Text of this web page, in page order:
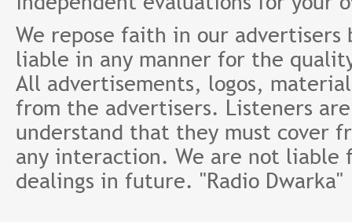
We repose faith in our
liable in any manner for the
All advertisements, logos,
from the advertisers. Listeners
understand that they must cover
any interaction. We are not
dealings in future. "Radio Dwarka"